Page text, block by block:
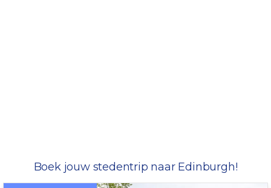
Boek jouw stedentrip naar Edinburgh!